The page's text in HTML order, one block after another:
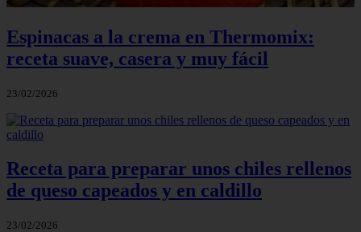
Espinacas a la crema en Thermomix:
receta suave, casera y muy fácil
23/02/2026
Receta para preparar unos chiles rellenos
de queso capeados y en caldillo
23/02/2026